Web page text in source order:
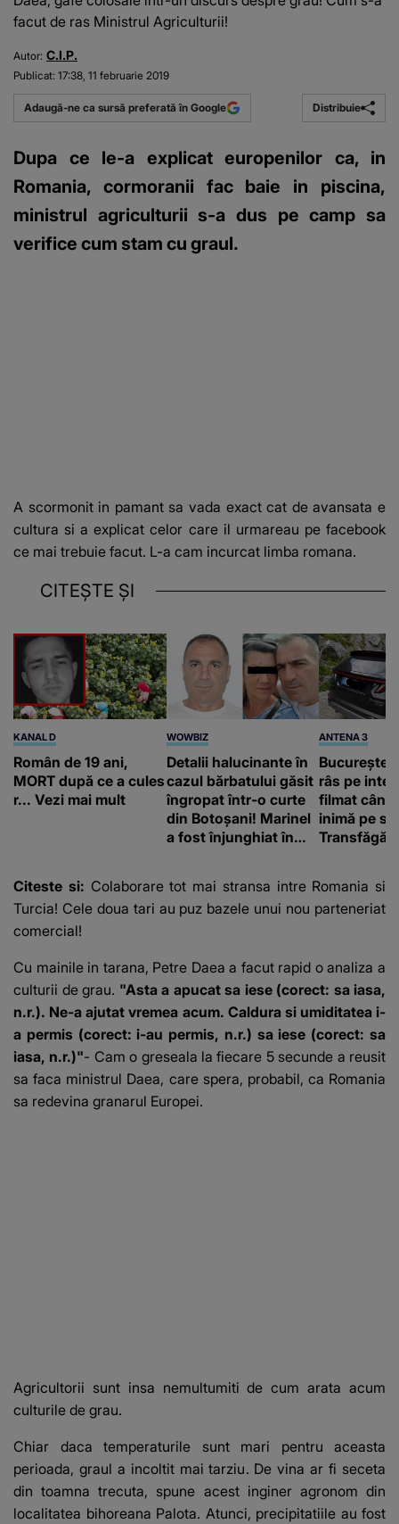
facut de ras Ministrul Agriculturii!
Autor: C.I.P.
Publicat: 17:38, 11 februarie 2019
Adaugă-ne ca sursă preferată în Google Distribuie
Dupa ce le-a explicat europenilor ca, in
Romania, cormoranii fac baie in piscina,
ministrul agriculturii s-a dus pe camp sa
verifice cum stam cu graul.
A scormonit in pamant sa vada exact cat de avansata e
cultura si a explicat celor care il urmareau pe facebook
ce mai trebuie facut. L-a cam incurcat limba romana.
CITEȘTE ȘI
KANAL D
Român de 19 ani,
MORT după ce a cules
r... Vezi mai mult
WOWBIZ
Detalii halucinante în
cazul bărbatului găsit
îngropat într-o curte
din Botoșani! Marinel
a fost înjunghiat în
suspecți
ANTENA 3
râs pe
filmat când
inimă pe
Citeste si: Colaborare tot mai stransa intre Romania si
Turcia! Cele doua tari au puz bazele unui nou parteneriat
comercial!
Cu mainile in tarana, Petre Daea a facut rapid o analiza a
culturii de grau. "Asta a apucat sa iese (corect: sa iasa,
n.r.). Ne-a ajutat vremea acum. Caldura si umiditatea i-
a permis (corect: i-au permis, n.r.) sa iese (corect: sa
iasa, n.r.)"- Cam o greseala la fiecare 5 secunde a reusit
sa faca ministrul Daea, care spera, probabil, ca Romania
sa redevina granarul Europei.
Agricultorii sunt insa nemultumiti de cum arata acum
culturile de grau.
Chiar daca temperaturile sunt mari pentru aceasta
perioada, graul a incoltit mai tarziu. De vina ar fi seceta
din toamna trecuta, spune acest inginer agronom din
localitatea bihoreana Palota. Atunci, precipitatiile au fost